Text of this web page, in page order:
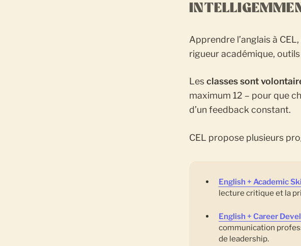
Apprendre l’anglais à
rigueur académique,
Lesclasses sont
maximum 12 – pour que
d’un feedback constant.
CEL propose plusieurs
English + Academic
lecture critique et la
English + Career
communication
de leadership.